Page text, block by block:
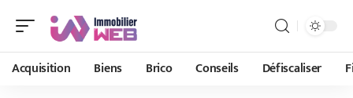
Acquisition Biens Brico Conseils Défiscaliser